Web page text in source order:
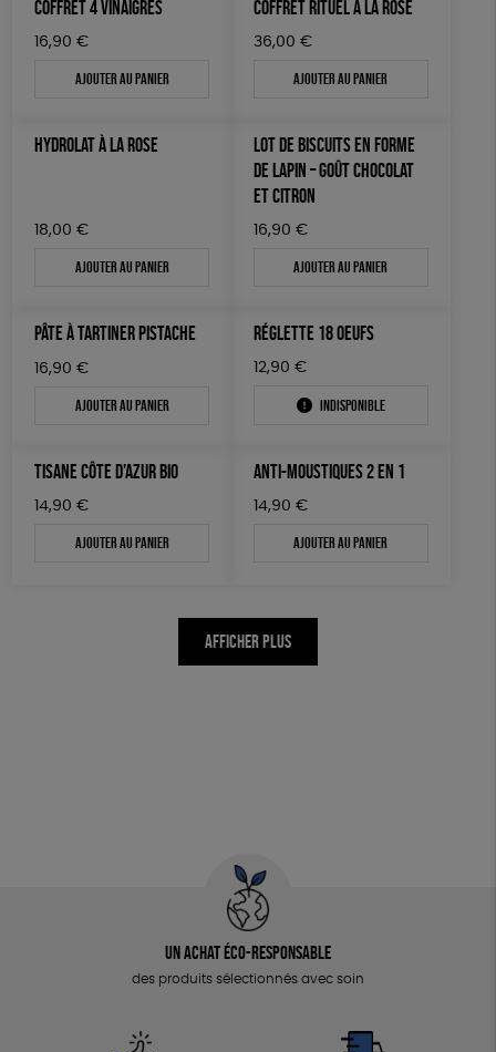
COFFRET 4 VINAIGRES
16,90 €
Ajouter au panier
COFFRET RITUEL À LA ROSE
36,00 €
Ajouter au panier
HYDROLAT À LA ROSE
18,00 €
Ajouter au panier
LOT DE BISCUITS EN FORME
DE LAPIN – GOÛT CHOCOLAT
ET CITRON
16,90 €
Ajouter au panier
PÂTE À TARTINER PISTACHE
16,90 €
Ajouter au panier
RÉGLETTE 18 OEUFS
12,90 €
Indisponible
TISANE CÔTE D’AZUR BIO
14,90 €
Ajouter au panier
ANTI-MOUSTIQUES 2 EN 1
14,90 €
Ajouter au panier
AFFICHER PLUS
Un achat éco-responsable
des produits sélectionnés avec soin